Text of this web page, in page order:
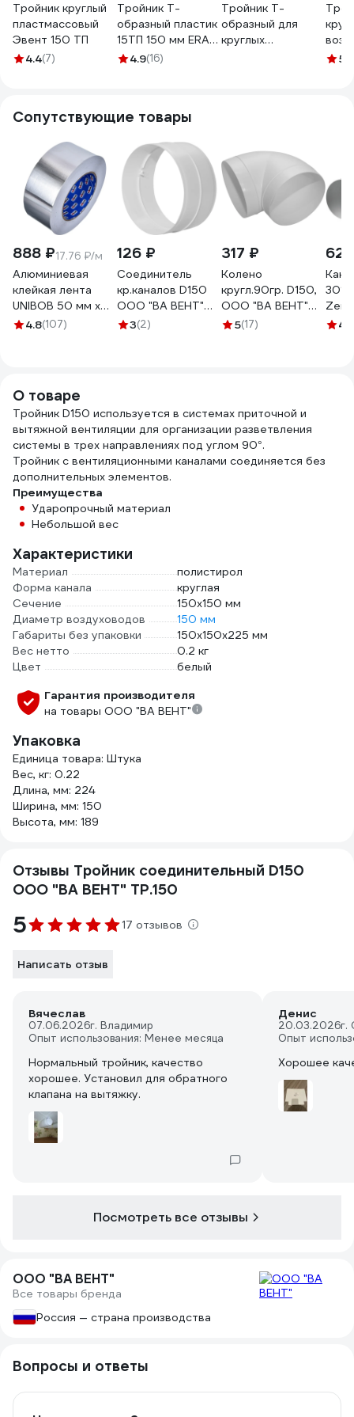
Тройник круглый
пластмассовый
Эвент 150 ТП
4.4(7)
Тройник Т-
образный пластик
15ТП 150 мм ERA
90-02288
4.9(16)
Тройник Т-
образный для
круглых
5
Сопутствующие товары
888 ₽17.76 ₽/м
Алюминиевая
клейкая лента
UNIBOB 50 мм х
50 м 211750
4.8(107)
126 ₽
Соединитель
кр.каналов D150
ООО "ВА ВЕНТ"
СО.150
3(2)
317 ₽
Колено
кругл.90гр. D150,
ООО "ВА ВЕНТ"
КО.150.90
5(17)
4.9
О товаре
Тройник D150 используется в системах приточной и
вытяжной вентиляции для организации разветвления
системы в трех направлениях под углом 90°.
Тройник с вентиляционными каналами соединяется без
дополнительных элементов.
Преимущества
Ударопрочный материал
Небольшой вес
Характеристики
Материал
полистирол
Форма канала
круглая
Сечение
150х150 мм
Диаметр воздуховодов
150 мм
Габариты без упаковки
150х150х225 мм
Вес нетто
0.2 кг
Цвет
белый
Гарантия производителя
на товары ООО "ВА ВЕНТ"
Упаковка
Единица товара: Штука
Вес, кг: 0.22
Длина, мм: 224
Ширина, мм: 150
Высота, мм: 189
Отзывы Тройник соединительный D150
ООО "ВА ВЕНТ" ТР.150
5 17 отзывов
Написать отзыв
Вячеслав
07.06.2026г. Владимир
Опыт использования: Менее месяца
Нормальный тройник, качество
хорошее. Установил для обратного
клапана на вытяжку.
Денис
20.03.2026г.
Опыт
Хорошее
Посмотреть все отзывы
ООО "ВА ВЕНТ"
Все товары бренда
Россия — страна производства
Вопросы и ответы